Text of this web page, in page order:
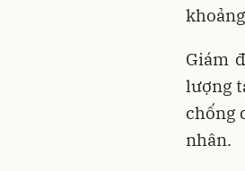
Giám
lượng
chống
nhân.